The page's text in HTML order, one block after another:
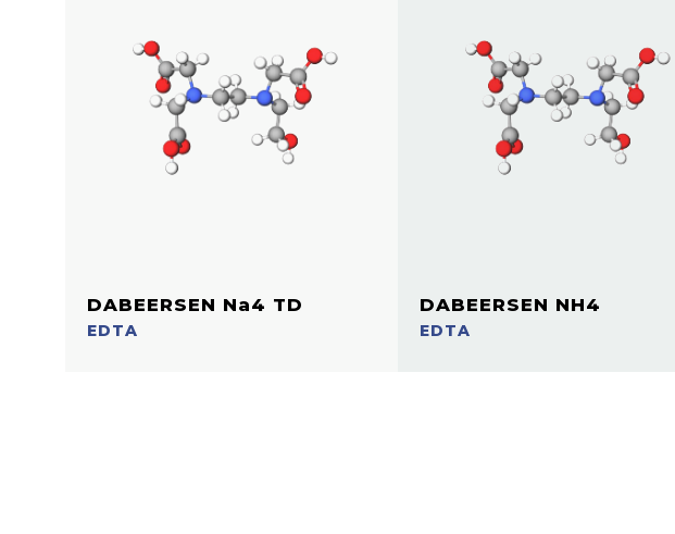
DABEERSEN Na4 TD
EDTA
DABEERSEN NH4
EDTA